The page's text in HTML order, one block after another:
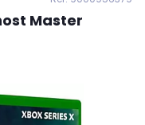
Master